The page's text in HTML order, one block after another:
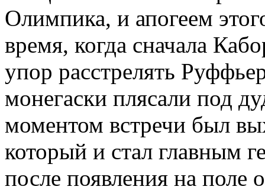
Олимпика, и апогеем
время, когда сначала
упор расстрелять
монегаски плясали под
моментом встречи был
который и стал главным
после появления на поле